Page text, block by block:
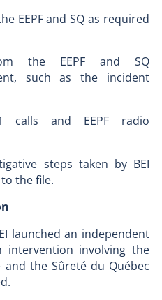
EEPF and SQ as required
the EEPF and SQ
such as the incident
calls and EEPF radio
steps taken by BEI
the file.
launched an independent
intervention involving the
and the Sûreté du Québec